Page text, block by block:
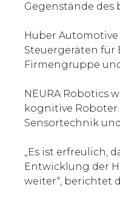
Gegenstände
Huber
Steuergeräten für
Firmengruppe
NEURA Robotics
kognitive
Sensortechnik
„Es ist erfreulich,
Entwicklung der
weiter“, berichtet